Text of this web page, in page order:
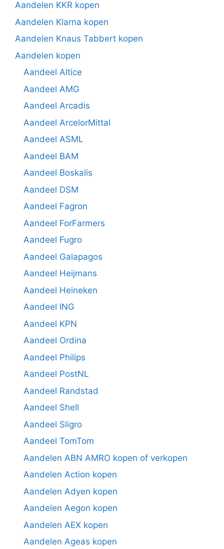
Aandelen KKR kopen
Aandelen Klarna kopen
Aandelen Knaus Tabbert kopen
Aandelen kopen
Aandeel Altice
Aandeel AMG
Aandeel Arcadis
Aandeel ArcelorMittal
Aandeel ASML
Aandeel BAM
Aandeel Boskalis
Aandeel DSM
Aandeel Fagron
Aandeel ForFarmers
Aandeel Fugro
Aandeel Galapagos
Aandeel Heijmans
Aandeel Heineken
Aandeel ING
Aandeel KPN
Aandeel Ordina
Aandeel Philips
Aandeel PostNL
Aandeel Randstad
Aandeel Shell
Aandeel Sligro
Aandeel TomTom
Aandelen ABN AMRO kopen of verkopen
Aandelen Action kopen
Aandelen Adyen kopen
Aandelen Aegon kopen
Aandelen AEX kopen
Aandelen Ageas kopen